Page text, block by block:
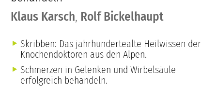
Klaus Karsch, Rolf Bickelhaupt
Skribben: Das jahrhundertealte Heilwissen der
Knochendoktoren aus den Alpen.
Schmerzen in Gelenken und Wirbelsäule
erfolgreich behandeln.